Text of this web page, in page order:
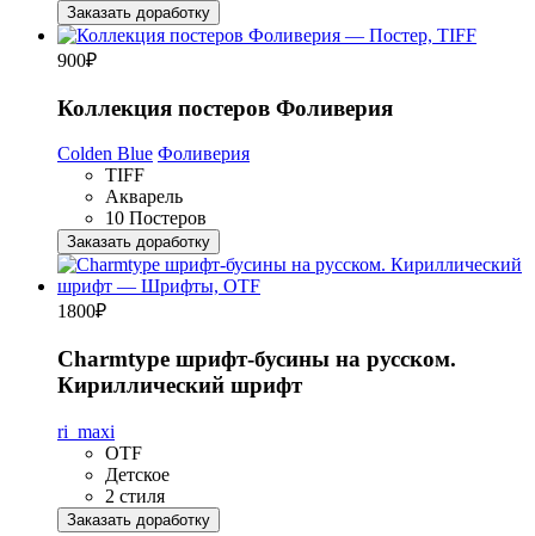
Заказать доработку
900₽
Коллекция постеров Фоливерия
Colden Blue Фоливерия
TIFF
Акварель
10 Постеров
Заказать доработку
1800₽
Charmtype шрифт-бусины на русском.
Кириллический шрифт
ri_maxi
OTF
Детское
2 стиля
Заказать доработку